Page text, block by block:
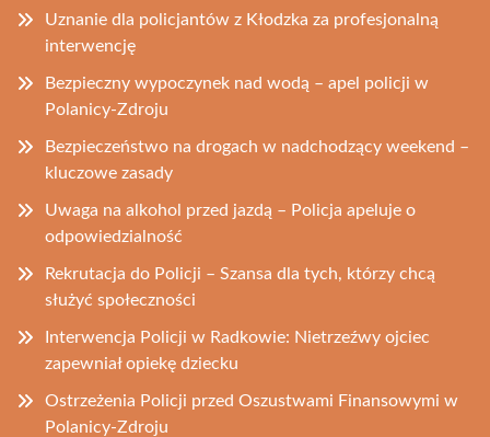
Uznanie dla policjantów z Kłodzka za profesjonalną
interwencję
Bezpieczny wypoczynek nad wodą – apel policji w
Polanicy-Zdroju
Bezpieczeństwo na drogach w nadchodzący weekend –
kluczowe zasady
Uwaga na alkohol przed jazdą – Policja apeluje o
odpowiedzialność
Rekrutacja do Policji – Szansa dla tych, którzy chcą
służyć społeczności
Interwencja Policji w Radkowie: Nietrzeźwy ojciec
zapewniał opiekę dziecku
Ostrzeżenia Policji przed Oszustwami Finansowymi w
Polanicy-Zdroju